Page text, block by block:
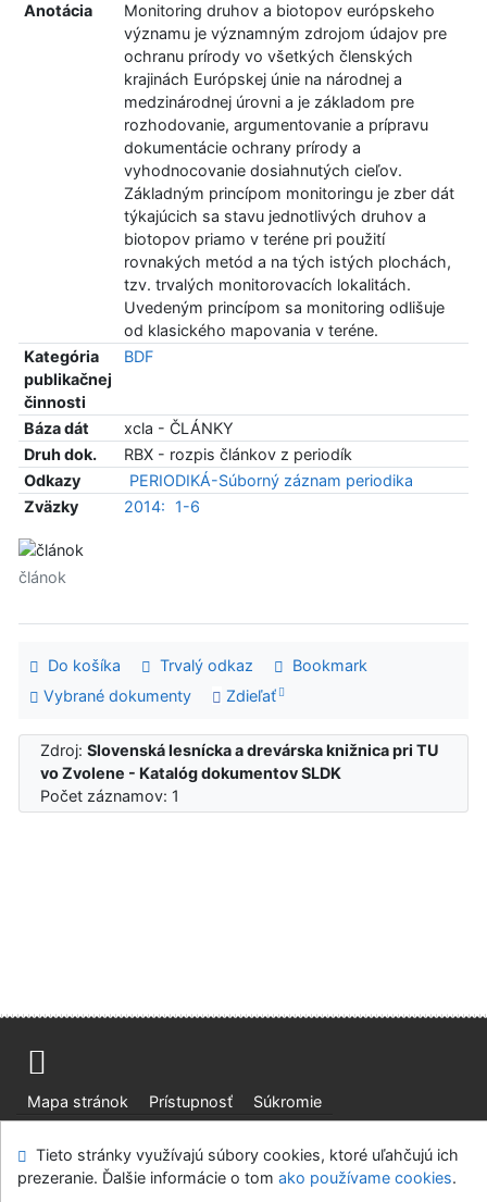
Anotácia
Monitoring druhov a biotopov európskeho
významu je významným zdrojom údajov pre
ochranu prírody vo všetkých členských
krajinách Európskej únie na národnej a
medzinárodnej úrovni a je základom pre
rozhodovanie, argumentovanie a prípravu
dokumentácie ochrany prírody a
vyhodnocovanie dosiahnutých cieľov.
Základným princípom monitoringu je zber dát
týkajúcich sa stavu jednotlivých druhov a
biotopov priamo v teréne pri použití
rovnakých metód a na tých istých plochách,
tzv. trvalých monitorovacích lokalitách.
Uvedeným princípom sa monitoring odlišuje
od klasického mapovania v teréne.
Kategória
publikačnej
činnosti
BDF
Báza dát
xcla - ČLÁNKY
Druh dok.
RBX - rozpis článkov z periodík
Odkazy
PERIODIKÁ-Súborný záznam periodika
Zväzky
2014: 1-6
článok
Do košíka Trvalý odkaz
Bookmark
Vybrané dokumenty
Zdieľať
Zdroj:Slovenská lesnícka a drevárska knižnica pri TU
vo Zvolene - Katalóg dokumentov SLDK
Počet záznamov: 1
Mapa stránok Prístupnosť
Súkromie
Slovenská lesnícka a drevárska knižnica pri Technickej
Tieto stránky využívajú súbory cookies, ktoré uľahčujú ich
prezeranie. Ďalšie informácie o tom ako používame cookies.